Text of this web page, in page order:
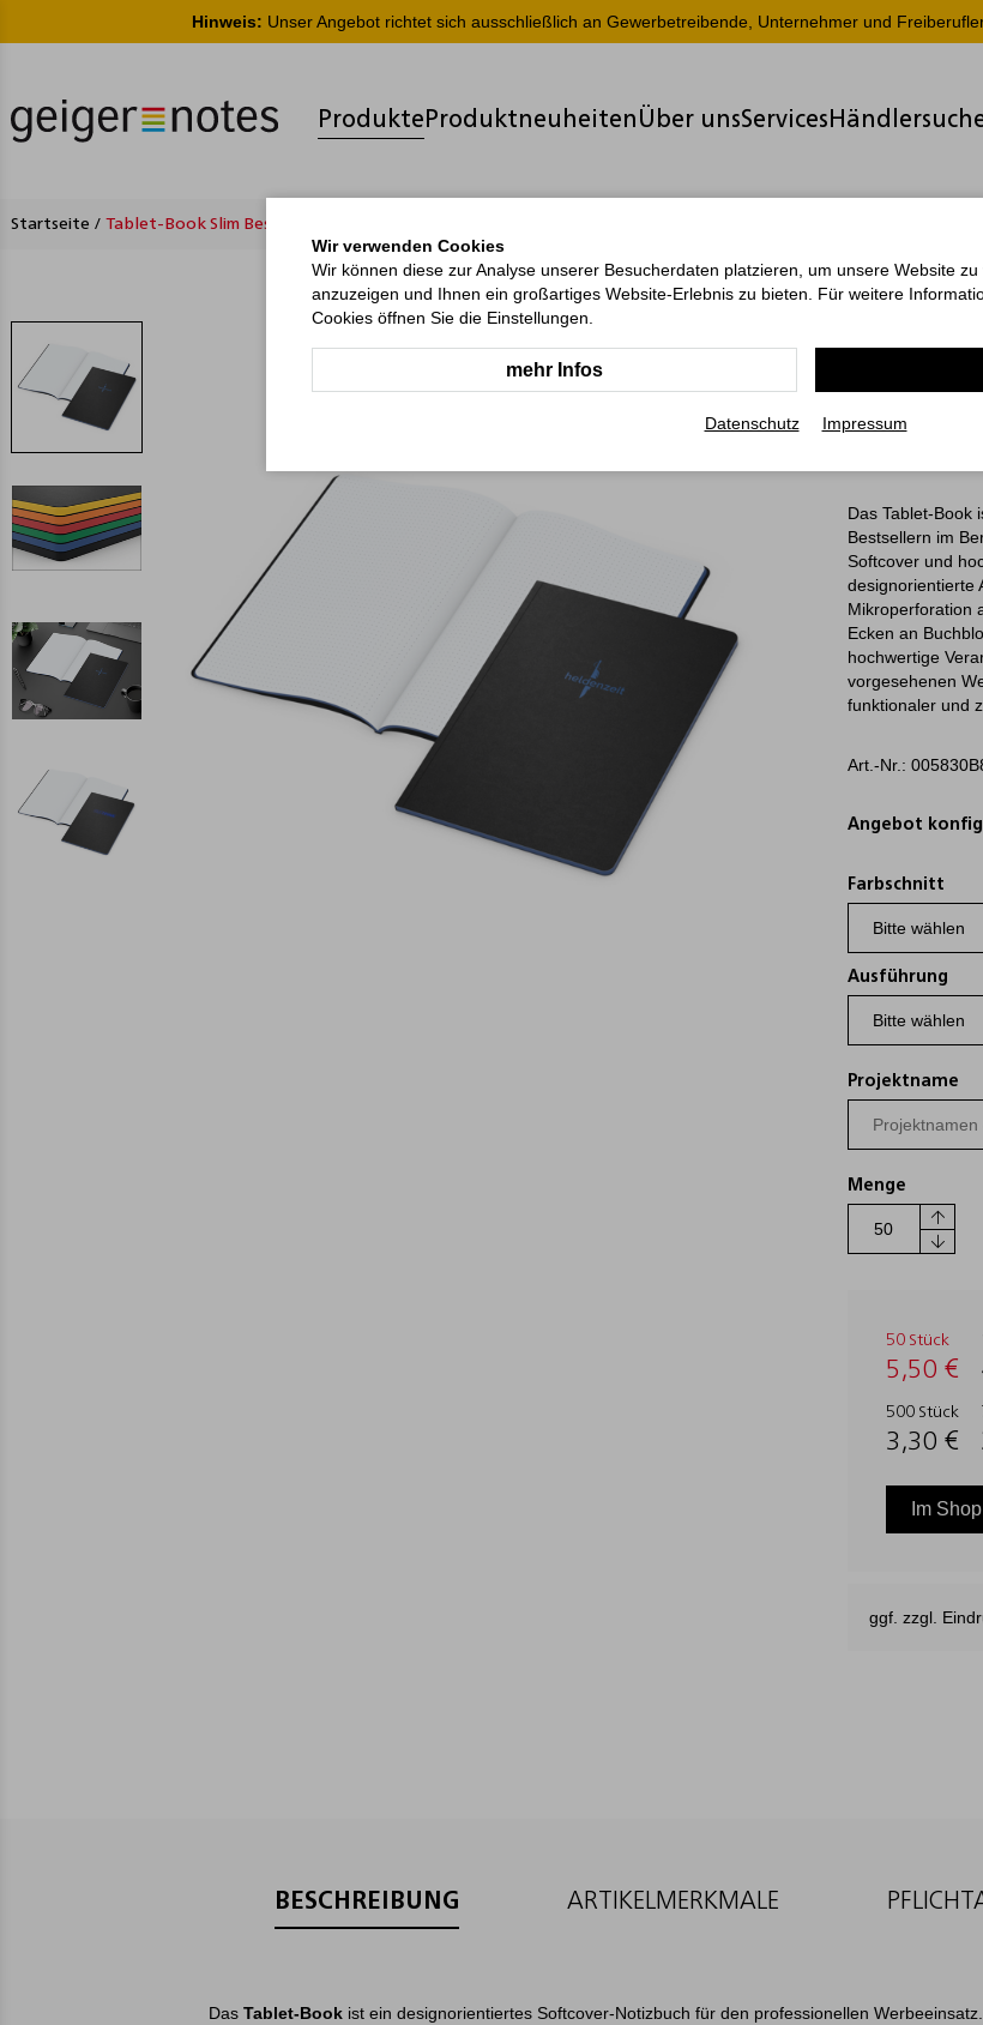
Hinweis: Unser Angebot richtet sich ausschließlich an Gewerbetreibende, Unternehmer und
ProdukteProduktneuheiten Über unsServices
Startseite / Tablet-Book Slim Bestseller inkl. Prägung
Das Tablet-Book
Bestsellern im
Softcover und
designorientierte
Mikroperforation
Ecken an
hochwertige
vorgesehenen
funktionaler und
Art.-Nr.:
Angebot
Farbschnitt
Ausführung
Projektname
Menge
50 Stück
5,50 €
500 Stück
3,30 €
Im
ggf. zzgl.
BESCHREIBUNG ARTIKELMERKMALE
Das Tablet-Book ist ein designorientiertes Softcover-Notizbuch für den professionellen
Wir verwenden Cookies
Wir können diese zur Analyse unserer Besucherdaten platzieren, um unsere Website
anzuzeigen und Ihnen ein großartiges Website-Erlebnis zu bieten. Für weitere
Cookies öffnen Sie die Einstellungen.
mehr Infos
Datenschutz Impressum